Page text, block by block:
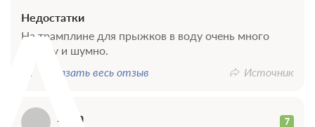
Недостатки
На трамплине для прыжков в воду очень много
народу и шумно.
Показать весь отзыв
Источник
Анна 7